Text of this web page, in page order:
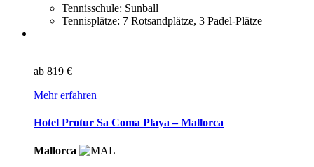
Tennisschule: Sunball
Tennisplätze: 7 Rotsandplätze, 3 Padel-Plätze
ab 819 €
Mehr erfahren
Hotel Protur Sa Coma Playa – Mallorca
Mallorca